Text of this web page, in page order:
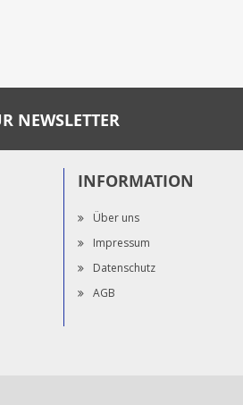
NEWSLETTER
INFORMATION
Über uns
Impressum
Datenschutz
AGB